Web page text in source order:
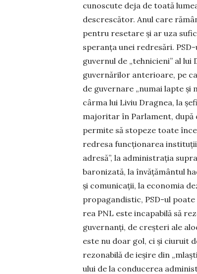
cunoscute deja de toată
descrescător. Anul care
pentru resetare și ar uza
speranța unei redre­sări.
guvernul de „tehnicieni” al
guver­nărilor anterioare, pe
de guvernare „nu­mai lapte și
cârma lui Liviu Dragnea, la
ma­joritar în Par­lament, după
permite să stopeze toa­te
redresa funcționarea
adresă”, la ad­minis­trația
baronizată, la învățământul
și comuni­cații, la economia
propagandistic, PSD-ul
rea PNL este incapabilă să
guvernanți, de creșteri ale
este nu doar gol, ci și ciuruit
rezonabilă de ieșire din
ului de la conducerea